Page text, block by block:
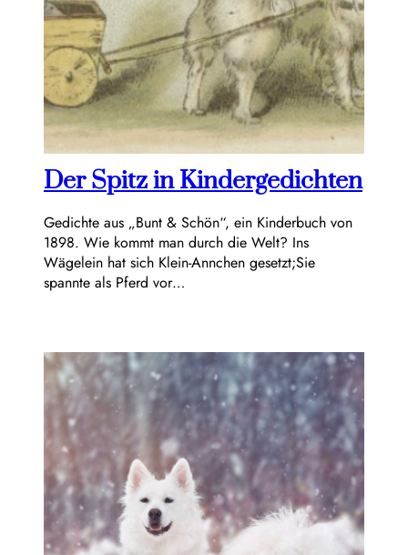
Der Spitz in Kindergedichten
Gedichte aus „Bunt & Schön“, ein Kinderbuch von
1898. Wie kommt man durch die Welt? Ins
Wägelein hat sich Klein-Annchen gesetzt;Sie
spannte als Pferd vor…